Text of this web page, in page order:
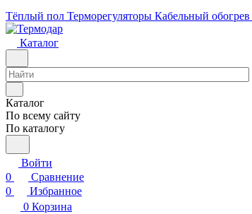
Тёплый пол Терморегуляторы Кабельный обогрев
Каталог
Каталог
По всему сайту
По каталогу
Войти
0
Сравнение
0
Избранное
0 Корзина